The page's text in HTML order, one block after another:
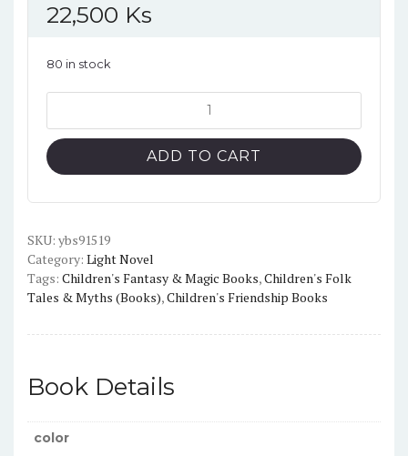
22,500 Ks
80 in stock
School
for
Good
Vol.1
Light
novel
(Black
quantity
ADD TO CART
SKU: ybs91519
Category: Light Novel
Tags: Children's Fantasy & Magic Books,Children's Folk
Tales & Myths (Books),Children's Friendship Books
Book Details
color